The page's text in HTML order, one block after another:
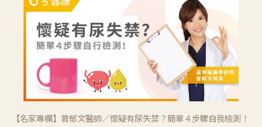
【名家專欄】曾郁文醫師／懷疑有尿失禁？簡單４步驟自我檢測！